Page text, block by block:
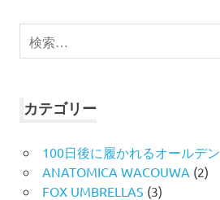
検
索
カテゴリー
100日後に履かれるオールデン
ANATOMICA WACOUWA (2)
FOX UMBRELLAS (3)